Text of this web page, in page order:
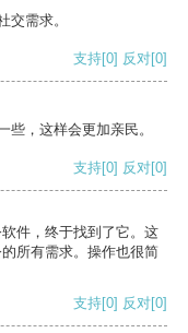
交需求。
支持[0] 反对[0]
，这样会更加亲民。
支持[0] 反对[0]
件，终于找到了它。这
所有需求。操作也很简
支持[0] 反对[0]